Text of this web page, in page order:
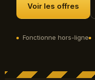
Voir les offres
Fonctionne hors-ligne